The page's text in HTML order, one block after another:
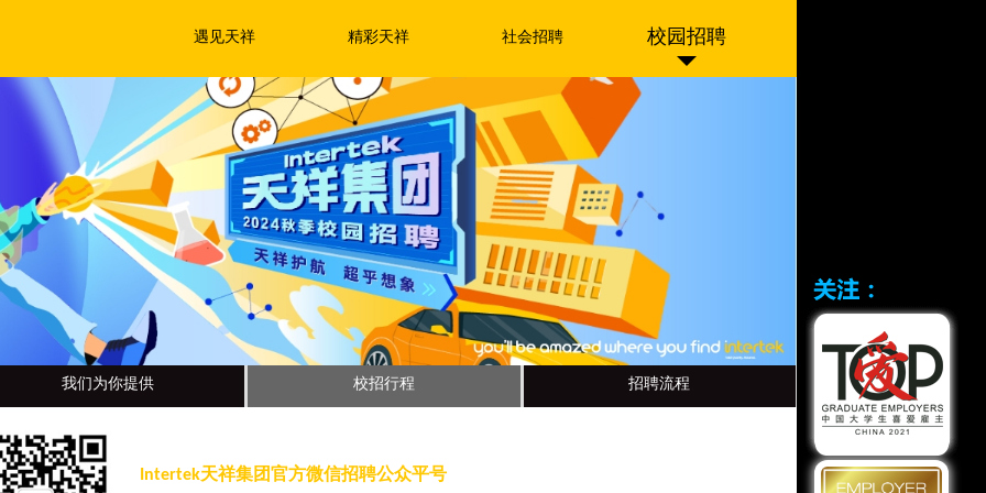
遇见天祥 精彩天祥 社会招聘 校园招聘
我们为你提供 校招行程 招聘流程
Intertek天祥集团官方微信招聘公众平号